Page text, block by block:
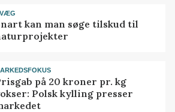
kan man søge tilskud til
på 20 kroner pr. kg
Polsk kylling presser